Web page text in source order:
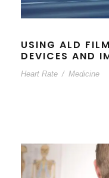
USING ALD
DEVICES AND
Heart Rate / Medicine